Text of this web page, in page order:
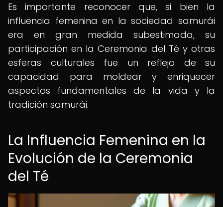
Es importante reconocer que, si bien la
influencia femenina en la sociedad samurái
era en gran medida subestimada, su
participación en la Ceremonia del Té y otras
esferas culturales fue un reflejo de su
capacidad para moldear y enriquecer
aspectos fundamentales de la vida y la
tradición samurái.
La Influencia Femenina en la
Evolución de la Ceremonia
del Té